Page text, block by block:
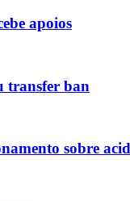
apoios
transfer ban
sobre